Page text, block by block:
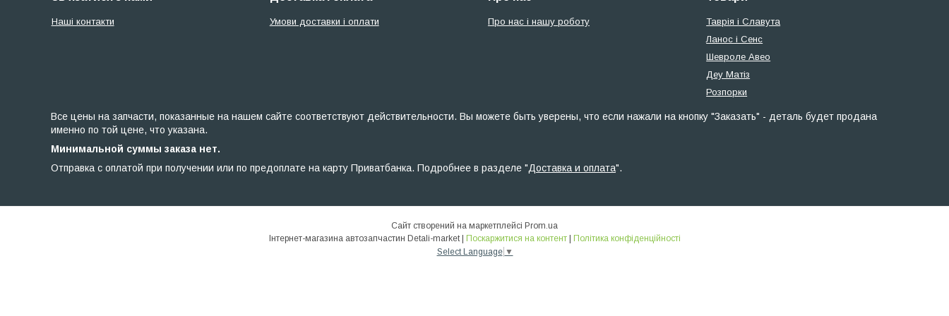
Наші контакти Умови доставки і оплати Про нас і нашу роботу
Таврія і Славута
Ланос і Сенс
Шевроле Авео
Деу Матіз
Розпорки
Все цены на запчасти, показанные на нашем сайте соответствуют действительности. Вы можете быть уверены, что если нажали на кнопку "Заказать" - деталь будет продана
именно по той цене, что указана.
Минимальной суммы заказа нет.
Отправка с оплатой при получении или по предоплате на карту Приватбанка. Подробнее в разделе "Доставка и оплата".
Сайт створений на маркетплейсі Prom.ua
Поскаржитися на контент
Політика конфіденційності
Select Language ▼